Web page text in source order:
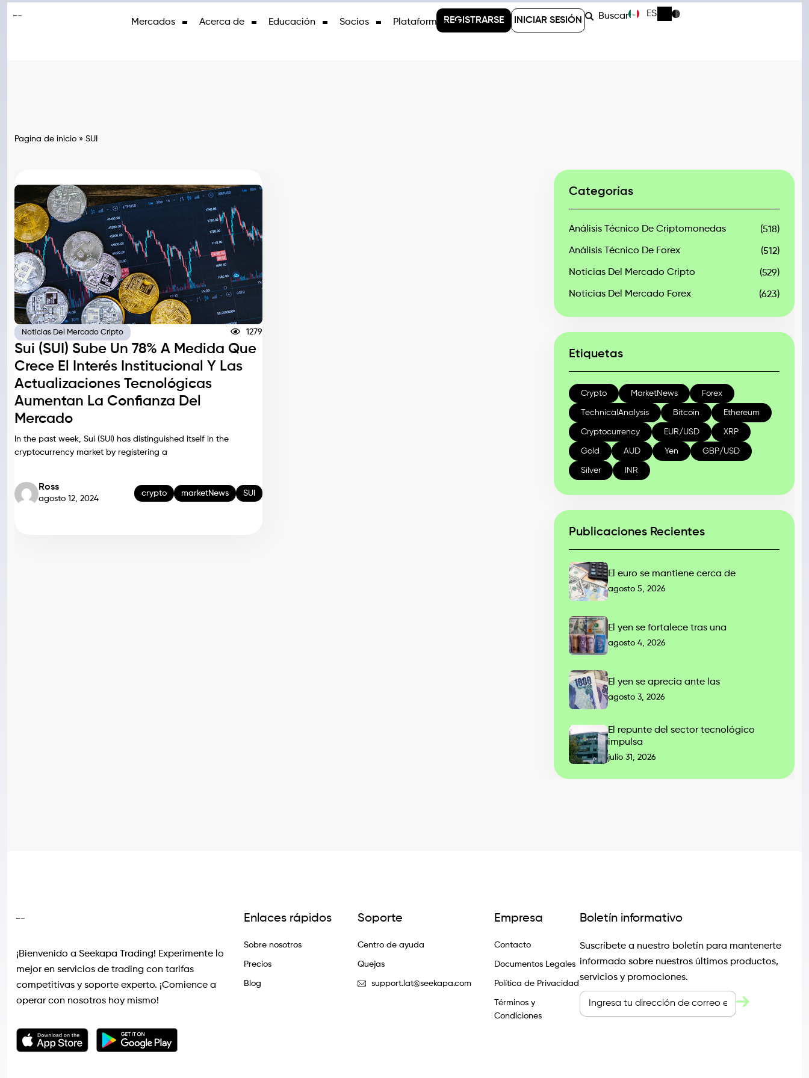
Mercados Acerca de Educación Socios PlataformasREGISTRARSE INICIAR SESIÓN Buscar ES
Pagina de inicio » SUI
Noticias Del Mercado Cripto 1279
Sui (SUI) Sube Un 78% A Medida Que
Crece El Interés Institucional Y Las
Actualizaciones Tecnológicas
Aumentan La Confianza Del
Mercado
In the past week, Sui (SUI) has distinguished itself in the
cryptocurrency market by registering a
Ross
agosto 12, 2024
crypto marketNews SUI
Categorías
Análisis Técnico De Criptomonedas (518)
Análisis Técnico De Forex (512)
Noticias Del Mercado Cripto (529)
Noticias Del Mercado Forex (623)
Etiquetas
Crypto MarketNews Forex
TechnicalAnalysis Bitcoin Ethereum
Cryptocurrency EUR/USD XRP
Gold AUD Yen GBP/USD
Silver INR
Publicaciones Recientes
El euro se mantiene cerca de
agosto 5, 2026
El yen se fortalece tras una
agosto 4, 2026
El yen se aprecia ante las
agosto 3, 2026
El repunte del sector tecnológico
impulsa
julio 31, 2026
¡Bienvenido a Seekapa Trading! Experimente lo
mejor en servicios de trading con tarifas
competitivas y soporte experto. ¡Comience a
operar con nosotros hoy mismo!
Enlaces rápidos
Sobre nosotros
Precios
Blog
Soporte
Centro de ayuda
Quejas
support.lat@seekapa.com
Empresa
Contacto
Documentos Legales
Política de Privacidad
Términos y
Condiciones
Boletín informativo
Suscríbete a nuestro boletín para mantenerte
informado sobre nuestros últimos productos,
servicios y promociones.